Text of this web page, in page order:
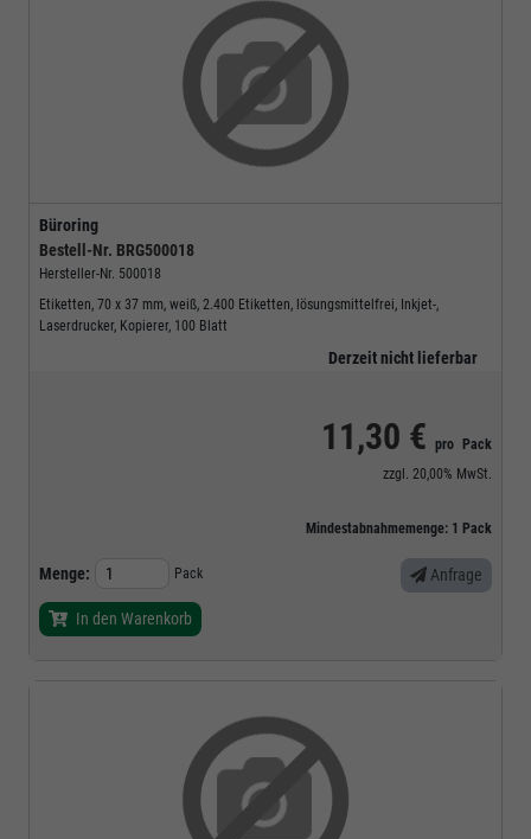
Büroring
Bestell-Nr. BRG500018
Hersteller-Nr. 500018
Etiketten, 70 x 37 mm, weiß, 2.400 Etiketten, lösungsmittelfrei, Inkjet-,
Laserdrucker, Kopierer, 100 Blatt
Derzeit nicht lieferbar
11,30 € pro
Pack
zzgl. 20,00% MwSt.
Mindestabnahmemenge: 1 Pack
Menge: Pack Anfrage
In den Warenkorb